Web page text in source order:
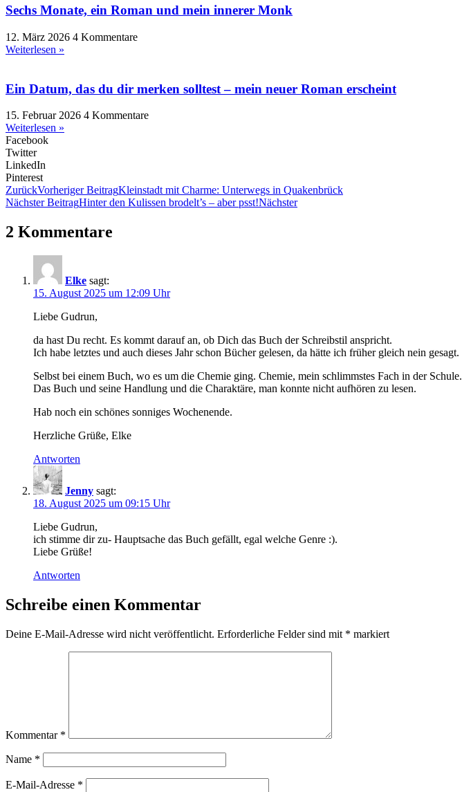
Sechs Monate, ein Roman und mein innerer Monk
12. März 2026 4 Kommentare
Weiterlesen »
Ein Datum, das du dir merken solltest – mein neuer Roman erscheint
15. Februar 2026 4 Kommentare
Weiterlesen »
Facebook
Twitter
LinkedIn
Pinterest
ZurückVorheriger BeitragKleinstadt mit Charme: Unterwegs in Quakenbrück
Nächster BeitragHinter den Kulissen brodelt’s – aber psst!Nächster
2 Kommentare
Elke sagt:
15. August 2025 um 12:09 Uhr
Liebe Gudrun,
da hast Du recht. Es kommt darauf an, ob Dich das Buch der Schreibstil anspricht.
Ich habe letztes und auch dieses Jahr schon Bücher gelesen, da hätte ich früher gleich nein gesagt.
Selbst bei einem Buch, wo es um die Chemie ging. Chemie, mein schlimmstes Fach in der Schule.
Das Buch und seine Handlung und die Charaktäre, man konnte nicht aufhören zu lesen.
Hab noch ein schönes sonniges Wochenende.
Herzliche Grüße, Elke
Antworten
Jenny sagt:
18. August 2025 um 09:15 Uhr
Liebe Gudrun,
ich stimme dir zu- Hauptsache das Buch gefällt, egal welche Genre :).
Liebe Grüße!
Antworten
Schreibe einen Kommentar
Deine E-Mail-Adresse wird nicht veröffentlicht. Erforderliche Felder sind mit * markiert
Kommentar *
Name *
E-Mail-Adresse *